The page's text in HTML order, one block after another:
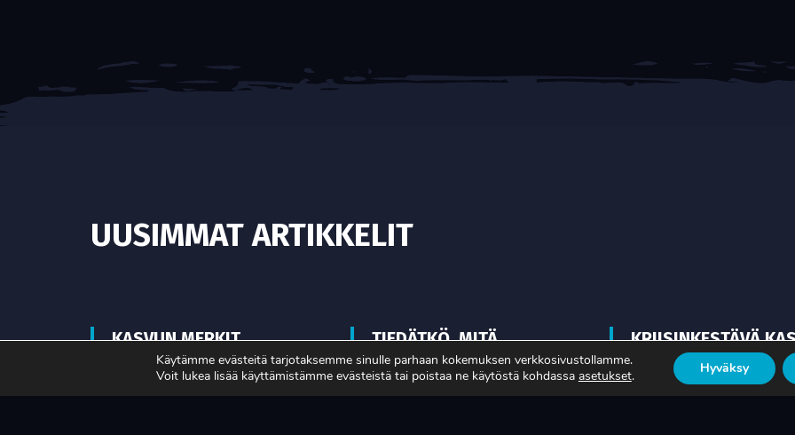
UUSIMMAT ARTIKKELIT
KASVUN MERKIT
VAHVISTUVAT
TIEDÄTKÖ, MITÄ
TUOTANTONNE OIKEASTI
MAKSAA?
KRIISINKESTÄVÄ
ON SUOMEN
TEOLLISUUDEN
Käytämme evästeitä tarjotaksemme sinulle parhaan kokemuksen verkkosivustollamme.
Voit lukea lisää käyttämistämme evästeistä tai poistaa ne käytöstä kohdassa asetukset. Hyväksy